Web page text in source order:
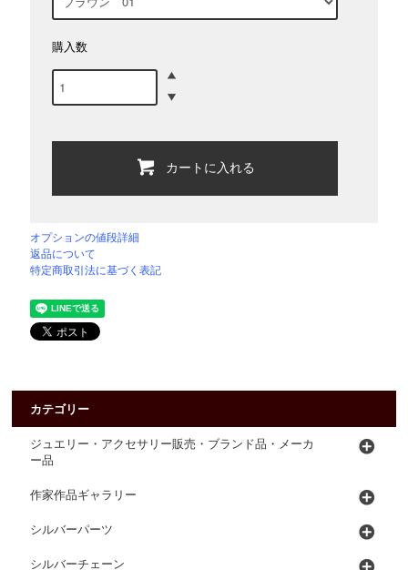
購入数
カートに入れる
オプションの値段詳細
返品について
特定商取引法に基づく表記
カテゴリー
ジュエリー・アクセサリー販売・ブランド品・メーカ
ー品
作家作品ギャラリー
シルバーパーツ
シルバーチェーン